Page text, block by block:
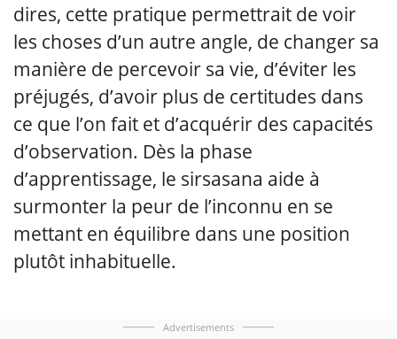
dires, cette pratique permettrait de voir
les choses d’un autre angle, de changer sa
manière de percevoir sa vie, d’éviter les
préjugés, d’avoir plus de certitudes dans
ce que l’on fait et d’acquérir des capacités
d’observation. Dès la phase
d’apprentissage, le sirsasana aide à
surmonter la peur de l’inconnu en se
mettant en équilibre dans une position
plutôt inhabituelle.
Advertisements